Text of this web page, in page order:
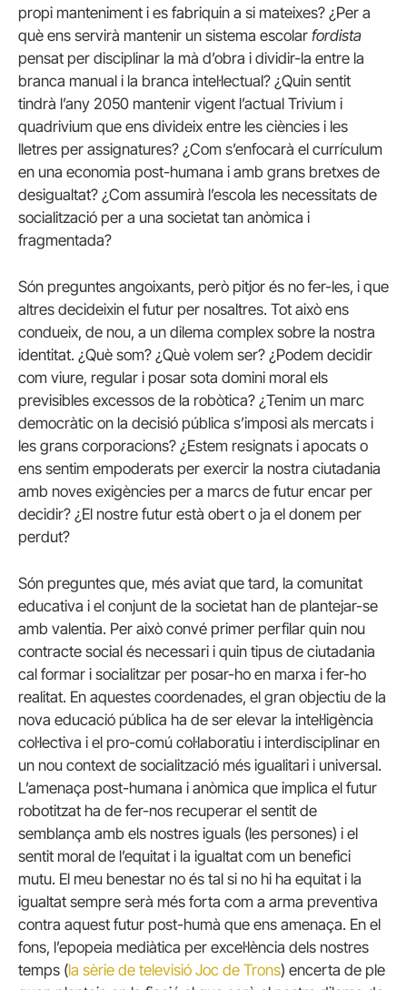
propi manteniment i es fabriquin a si mateixes? ¿Per a
què ens servirà mantenir un sistema escolar fordista
pensat per disciplinar la mà d’obra i dividir-la entre la
branca manual i la branca intel·lectual? ¿Quin sentit
tindrà l’any 2050 mantenir vigent l’actual Trivium i
quadrivium que ens divideix entre les ciències i les
lletres per assignatures? ¿Com s’enfocarà el currículum
en una economia post-humana i amb grans bretxes de
desigualtat? ¿Com assumirà l’escola les necessitats de
socialització per a una societat tan anòmica i
fragmentada?
Són preguntes angoixants, però pitjor és no fer-les, i que
altres decideixin el futur per nosaltres. Tot això ens
condueix, de nou, a un dilema complex sobre la nostra
identitat. ¿Què som? ¿Què volem ser? ¿Podem decidir
com viure, regular i posar sota domini moral els
previsibles excessos de la robòtica? ¿Tenim un marc
democràtic on la decisió pública s’imposi als mercats i
les grans corporacions? ¿Estem resignats i apocats o
ens sentim empoderats per exercir la nostra ciutadania
amb noves exigències per a marcs de futur encar per
decidir? ¿El nostre futur està obert o ja el donem per
perdut?
Són preguntes que, més aviat que tard, la comunitat
educativa i el conjunt de la societat han de plantejar-se
amb valentia. Per això convé primer perfilar quin nou
contracte social és necessari i quin tipus de ciutadania
cal formar i socialitzar per posar-ho en marxa i fer-ho
realitat. En aquestes coordenades, el gran objectiu de la
nova educació pública ha de ser elevar la intel·ligència
col·lectiva i el pro-comú col·laboratiu i interdisciplinar en
un nou context de socialització més igualitari i universal.
L’amenaça post-humana i anòmica que implica el futur
robotitzat ha de fer-nos recuperar el sentit de
semblança amb els nostres iguals (les persones) i el
sentit moral de l’equitat i la igualtat com un benefici
mutu. El meu benestar no és tal si no hi ha equitat i la
igualtat sempre serà més forta com a arma preventiva
contra aquest futur post-humà que ens amenaça. En el
fons, l’epopeia mediàtica per excel·lència dels nostres
temps (la sèrie de televisió Joc de Trons) encerta de ple